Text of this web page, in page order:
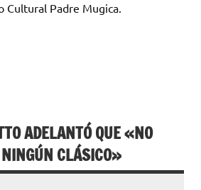
Cultural Padre Mugica.
ADELANTÓ QUE «NO
CLÁSICO»